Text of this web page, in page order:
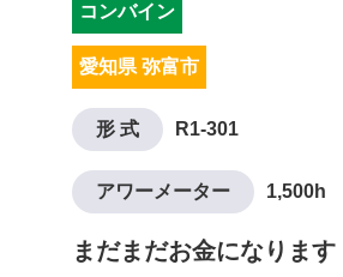
コンバイン
愛知県 弥富市
形 式 R1-301
アワーメーター 1,500h
まだまだお金になります